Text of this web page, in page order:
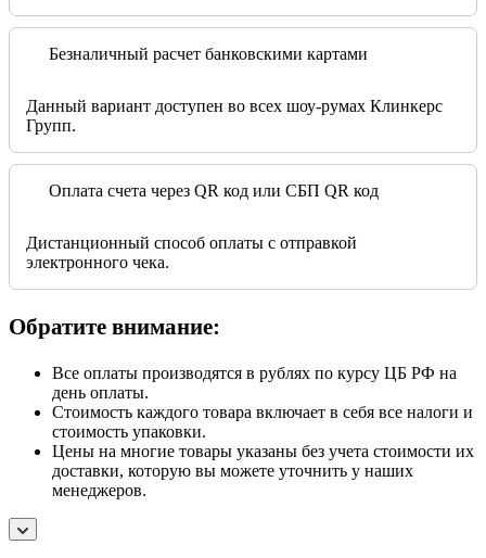
Безналичный расчет банковскими картами
Данный вариант доступен во всех шоу-румах Клинкерс
Групп.
Оплата счета через QR код или СБП QR код
Дистанционный способ оплаты с отправкой
электронного чека.
Обратите внимание:
Все оплаты производятся в рублях по курсу ЦБ РФ на
день оплаты.
Стоимость каждого товара включает в себя все налоги и
стоимость упаковки.
Цены на многие товары указаны без учета стоимости их
доставки, которую вы можете уточнить у наших
менеджеров.